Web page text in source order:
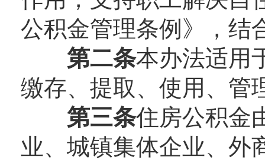
公积金管理条例》，结
第二条本办法适用
缴存、提取、使用、管
第三条住房公积金
业、城镇集体企业、外